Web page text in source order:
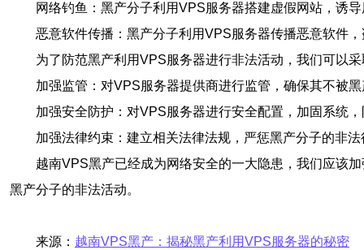
网络钓鱼：黑产分子利用VPS服务器搭建虚假网站，诱
恶意软件传播：黑产分子利用VPS服务器传播恶意软件
为了防范黑产利用VPS服务器进行非法活动，我们可以
加强监管：对VPS服务器提供商进行监管，确保其不被
加强安全防护：对VPS服务器进行安全配置，加固系统
加强法律约束：建立相关法律法规，严惩黑产分子的非法
越南VPS黑产已经成为网络安全的一大隐患，我们应该
黑产分子的非法活动。
来源： 越南VPS黑产：揭秘黑产利用VPS服务器的秘密